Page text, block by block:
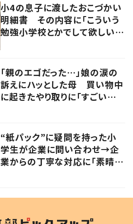
小4の息子に渡したおこづかい
明細書 その内容に「こういう
勉強小学校とかでして欲しい」
「親のエゴだった…」娘の涙の
訴えにハッとした母 買い物中
に起きたやり取りに「すごい分
“紙パック”に疑問を持った小
学生が企業に問い合わせ→企
業からの丁寧な対応に「素晴ら